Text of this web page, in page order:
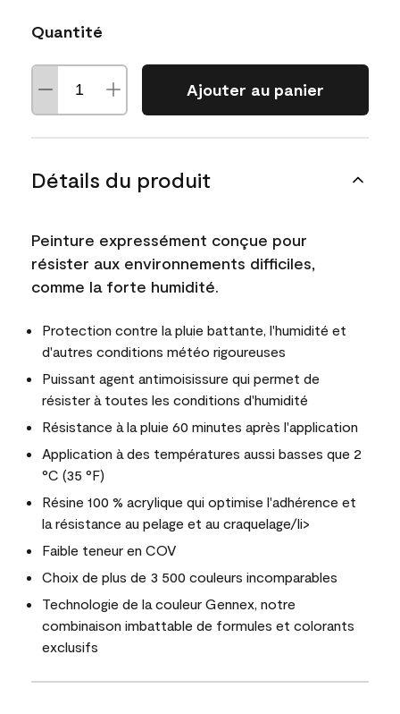
Quantité
Ajouter au panier
Détails du produit
Peinture expressément conçue pour
résister aux environnements difficiles,
comme la forte humidité.
Protection contre la pluie battante, l'humidité et
d'autres conditions météo rigoureuses
Puissant agent antimoisissure qui permet de
résister à toutes les conditions d'humidité
Résistance à la pluie 60 minutes après l'application
Application à des températures aussi basses que 2
°C (35 °F)
Résine 100 % acrylique qui optimise l'adhérence et
la résistance au pelage et au craquelage/li>
Faible teneur en COV
Choix de plus de 3 500 couleurs incomparables
Technologie de la couleur Gennex, notre
combinaison imbattable de formules et colorants
exclusifs